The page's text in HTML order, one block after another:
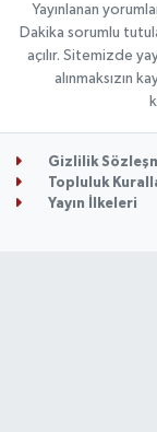
Yayınlanan
Dakika sorumlu
açılır. Sitemizde
alınmaksızın
Gizlilik
Topluluk
Yayın İlkeleri